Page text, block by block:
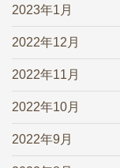
2023年1月
2022年12月
2022年11月
2022年10月
2022年9月